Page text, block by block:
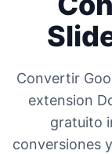
Convertir
extension
gratuito
conversiones